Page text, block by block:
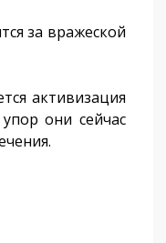
за вражеской
активизация
они сейчас